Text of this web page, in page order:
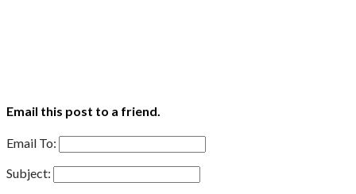
Email this post to a friend.
Email To:
Subject: